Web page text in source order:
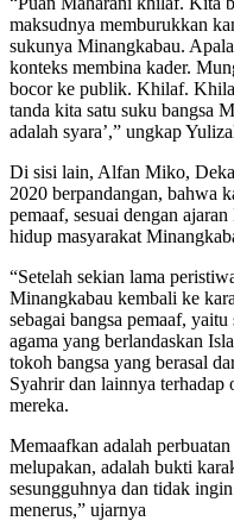
maksudnya memburukkan
sukunya Minangkabau.
konteks membina kader.
bocor ke publik. Khilaf.
tanda kita satu suku bangsa
adalah syara’,” ungkap
Di sisi lain, Alfan Miko,
2020 berpandangan, bahwa
pemaaf, sesuai dengan
hidup masyarakat
“Setelah sekian lama
Minangkabau kembali ke
sebagai bangsa pemaaf,
agama yang berlandaskan
tokoh bangsa yang berasal
Syahrir dan lainnya terhadap
mereka.
Memaafkan adalah
melupakan, adalah bukti
sesungguhnya dan tidak
menerus,” ujarnya